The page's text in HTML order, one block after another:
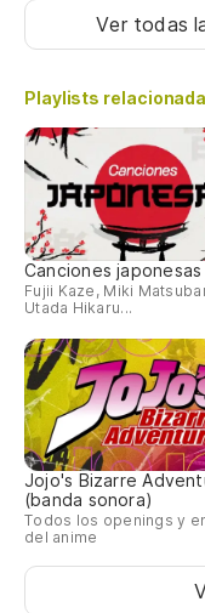
Ver todas
Playlists
Canciones japonesas
Fujii Kaze, Miki
Utada Hikaru...
Jojo's Bizarre
(banda sonora)
Todos los openings y
del anime